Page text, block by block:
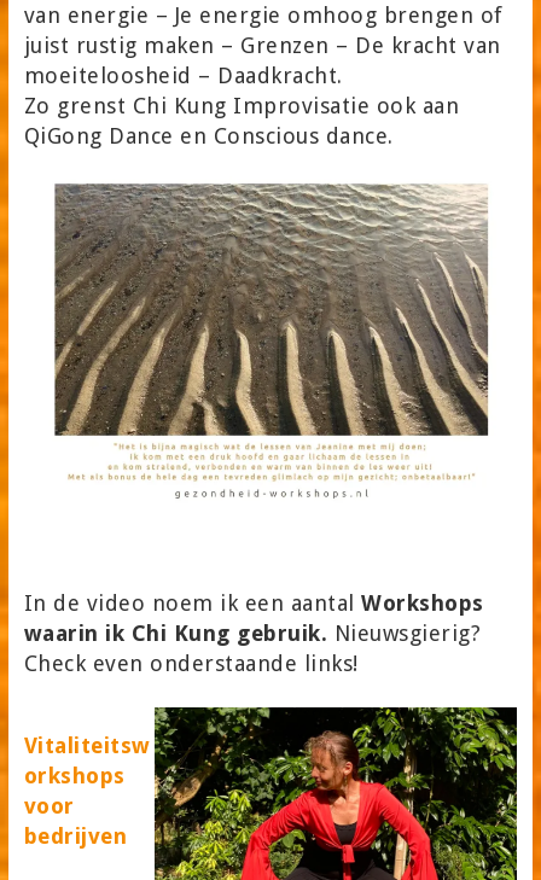
van energie – Je energie omhoog brengen of
juist rustig maken – Grenzen – De kracht van
moeiteloosheid – Daadkracht.
Zo grenst Chi Kung Improvisatie ook aan
QiGong Dance en Conscious dance.
In de video noem ik een aantalWorkshops
waarin ik Chi Kung gebruik. Nieuwsgierig?
Check even onderstaande links!
Vitaliteitsw
orkshops
voor
bedrijven